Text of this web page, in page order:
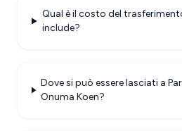
Qual è il costo del
include?
Dove si può essere lasciati a
Onuma Koen?